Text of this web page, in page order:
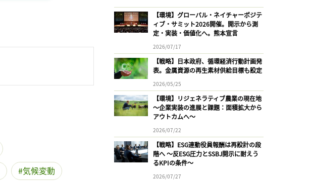
気候変動
【環境】グローバル・ネイチャーポジテ
ィブ・サミット2026開催。開示から測
定・実装・価値化へ。熊本宣言
2026/07/17
【戦略】日本政府、循環経済行動計画発
表。金属資源の再生素材供給目標も設定
2026/05/25
【環境】リジェネラティブ農業の現在地
〜企業実装の進展と課題：面積拡大から
アウトカムへ〜
2026/07/22
【戦略】ESG連動役員報酬は再設計の段
階へ 〜反ESG圧力とSSBJ開示に耐えう
るKPIの条件〜
2026/07/27